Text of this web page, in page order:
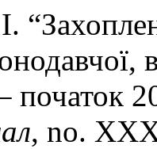
початок
, no.